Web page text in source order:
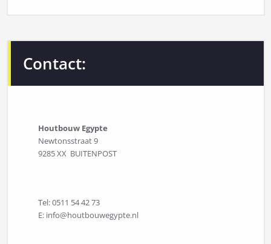
Contact:
Houtbouw Egypte
Newtonsstraat 9
9285 XX BUITENPOST
Tel: 0511 54 42 73
E: info@houtbouwegypte.nl